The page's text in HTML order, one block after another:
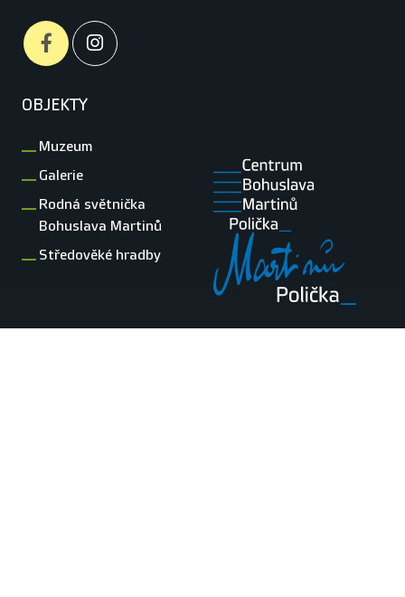
OBJEKTY
Muzeum
Galerie
Rodná světnička
Bohuslava Martinů
Středověké hradby